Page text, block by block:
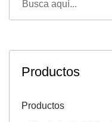
Productos
Productos